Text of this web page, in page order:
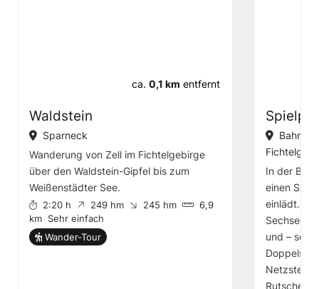
ca. 0,1 km entfernt
Waldstein
Sparneck
Wanderung von Zell im Fichtelgebirge
über den Waldstein-Gipfel bis zum
Weißenstädter See.
2:20 h 249 hm 245 hm
6,9
km Sehr einfach
Wander-Tour
In der
einen
einlädt.
und – seil,
Netzsteg,
Rutsche,